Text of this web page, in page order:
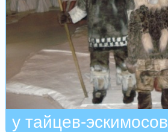
у тайцев-эскимосов